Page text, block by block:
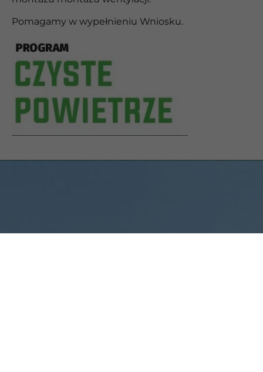
Pomagamy w wypełnieniu Wniosku.